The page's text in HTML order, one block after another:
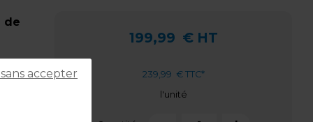
de
199,99 € HT
239,99 € TTC*
l'unité
accepter